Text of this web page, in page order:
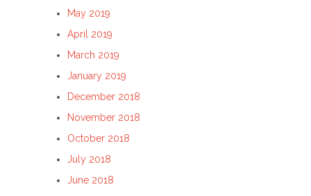
May 2019
April 2019
March 2019
January 2019
December 2018
November 2018
October 2018
July 2018
June 2018